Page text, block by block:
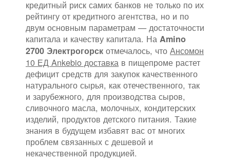
кредитный риск самих банков не только по их
рейтингу от кредитного агентства, но и по
двум основным параметрам — достаточности
капитала и качеству капитала. На Amino
2700 Электрогорск отмечалось, что Ансомон
10 ЕД Ankebio доставка в пищепроме растет
дефицит средств для закупок качественного
натурального сырья, как отечественного, так
и зарубежного, для производства сыров,
сливочного масла, молочных, кондитерских
изделий, продуктов детского питания. Такие
знания в будущем избавят вас от многих
проблем связанных с дешевой и
некачественной продукцией.